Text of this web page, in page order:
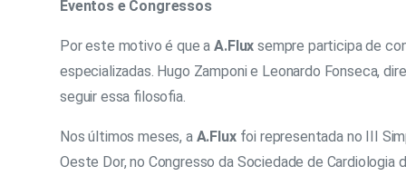
Eventos e Congressos
Por este motivo é que aA.Flux sempre participa de
especializadas. Hugo Zamponi e Leonardo Fonseca,
seguir essa filosofia.
Nos últimos meses, a A.Fluxfoi representada no III
Oeste Dor, no Congresso da Sociedade de Cardiologia